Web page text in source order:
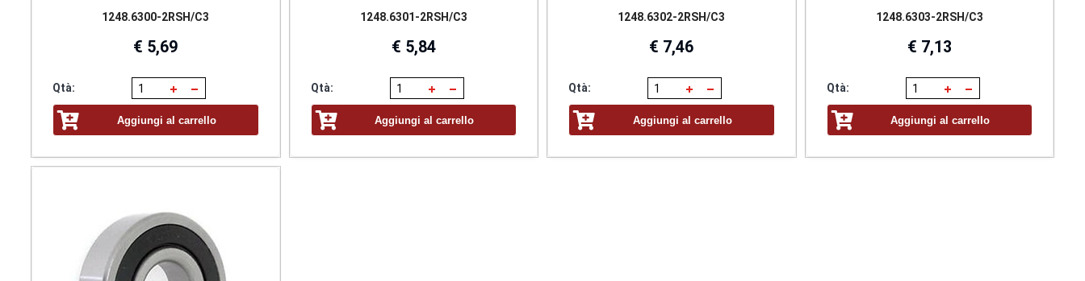
1248.6300-2RSH/C3
€ 5,69
Qtà:
Aggiungi al carrello
1248.6301-2RSH/C3
€ 5,84
Qtà:
Aggiungi al carrello
1248.6302-2RSH/C3
€ 7,46
Qtà:
Aggiungi al carrello
1248.6303-2RSH/C3
€ 7,13
Qtà:
Aggiungi al carrello